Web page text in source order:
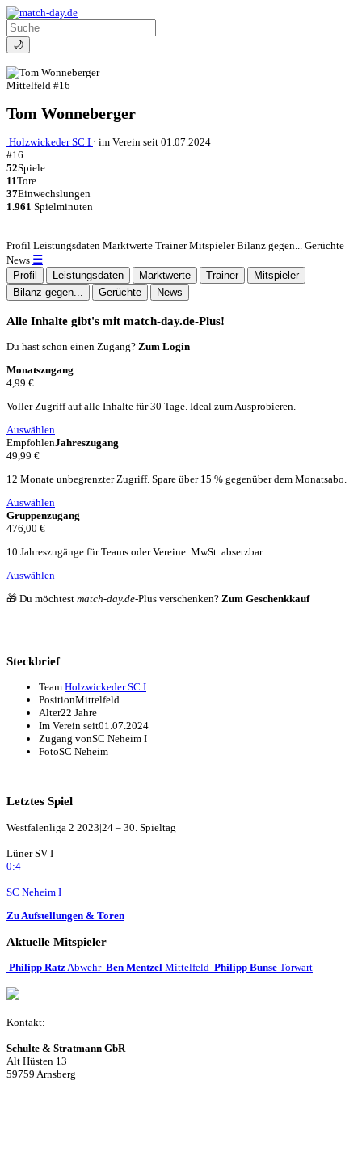
🌙
Mittelfeld #16
Tom Wonneberger
Holzwickeder SC I · im Verein seit 01.07.2024
#16
52Spiele
11Tore
37Einwechslungen
1.961 Spielminuten
Profil Leistungsdaten Marktwerte Trainer Mitspieler Bilanz gegen... Gerüchte
News ☰
Profil Leistungsdaten Marktwerte Trainer
Mitspieler
Bilanz gegen...
Gerüchte News
Alle Inhalte gibt's mit match-day.de-Plus!
Du hast schon einen Zugang? Zum Login
Monatszugang
4,99 €
Voller Zugriff auf alle Inhalte für 30 Tage. Ideal zum Ausprobieren.
Auswählen
EmpfohlenJahreszugang
49,99 €
12 Monate unbegrenzter Zugriff. Spare über 15 % gegenüber dem Monatsabo.
Auswählen
Gruppenzugang
476,00 €
10 Jahreszugänge für Teams oder Vereine. MwSt. absetzbar.
Auswählen
🎁 Du möchtest match-day.de-Plus verschenken? Zum Geschenkkauf
Steckbrief
Team Holzwickeder SC I
PositionMittelfeld
Alter22 Jahre
Im Verein seit01.07.2024
Zugang vonSC Neheim I
FotoSC Neheim
Letztes Spiel
Westfalenliga 2 2023|24 – 30. Spieltag
Lüner SV I
0:4
SC Neheim I
Zu Aufstellungen & Toren
Aktuelle Mitspieler
Philipp Ratz Abwehr Ben Mentzel Mittelfeld Philipp Bunse Torwart
Kontakt:
Schulte & Stratmann GbR
Alt Hüsten 13
59759 Arnsberg